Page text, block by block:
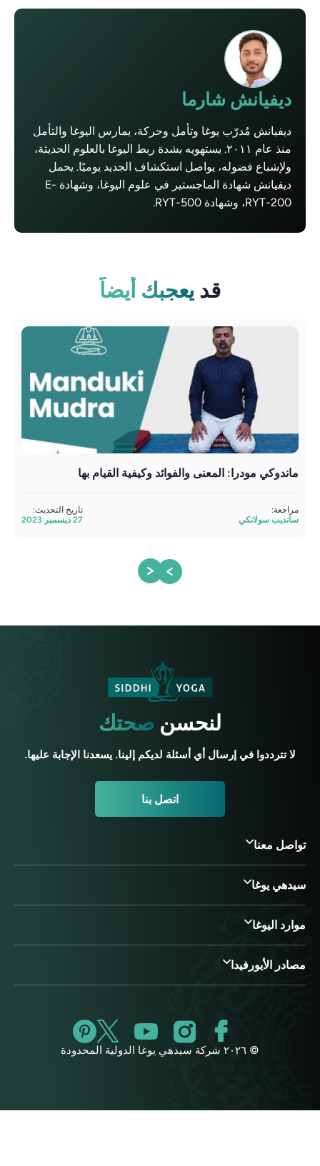
ديفيانش شارما
ديفيانش مُدرّب يوغا وتأمل وحركة، يمارس اليوغا والتأمل
منذ عام ٢٠١١. يستهويه بشدة ربط اليوغا بالعلوم الحديثة،
ولإشباع فضوله، يواصل استكشاف الجديد يوميًا. يحمل
ديفيانش شهادة الماجستير في علوم اليوغا، وشهادة E-
RYT-200، وشهادة RYT-500.
قديعجبك أيضاً
ماندوكي مودرا: المعنى والفوائد وكيفية القيام بها
مراجعة:
سانديب سولانكي
تاريخ التحديث:
27 ديسمبر 2023
لنحسنصحتك
لا تترددوا في إرسال أي أسئلة لديكم إلينا. يسعدنا الإجابة عليها.
اتصل بنا
تواصل معنا
سيدهي يوغا
موارد اليوغا
مصادر الأيورفيدا
© ٢٠٢٦ شركة سيدهي يوغا الدولية المحدودة